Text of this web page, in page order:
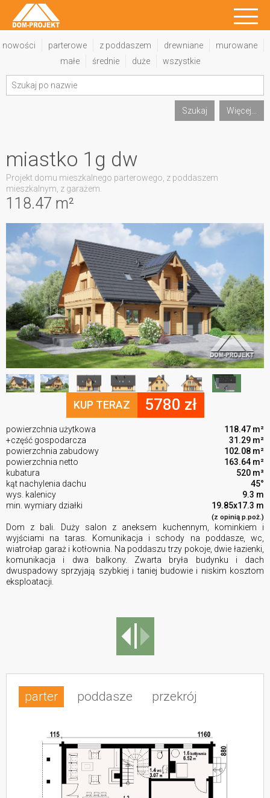
nowości parterowe z poddaszem drewniane
murowane
małe
średnie duże wszystkie
Szukaj Więcej...
118.47 m²
miastko 1g dw
Projekt domu mieszkalnego parterowego, z poddaszem
mieszkalnym, z garażem.
KUP TERAZ 5780 zł
powierzchnia użytkowa
118.47 m²
+część gospodarcza
31.29 m²
powierzchnia zabudowy
102.08 m²
powierzchnia netto
163.64 m²
kubatura
520 m³
kąt nachylenia dachu
45°
wys. kalenicy
9.3 m
min. wymiary działki
19.85x17.3 m
(z opinią p.poż.)
Dom z bali. Duży salon z aneksem kuchennym, kominkiem i
wyjściami na taras. Komunikacja i schody na poddasze, wc,
wiatrołap garaż i kotłownia. Na poddaszu trzy pokoje, dwie łazienki,
komunikacja i dwa balkony. Zwarta bryła budynku i dach
dwuspadowy sprzyjają szybkiej i taniej budowie i niskim kosztom
eksploatacji.
parter poddasze przekrój